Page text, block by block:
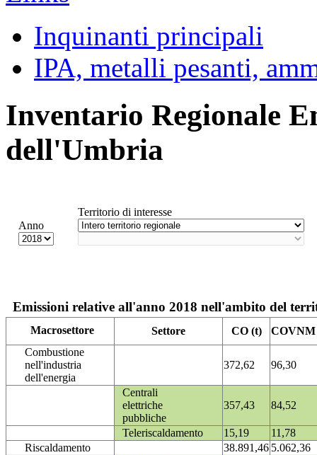
Inquinanti principali
IPA, metalli pesanti,
Inventario Regionale
dell'Umbria
Anno
Territorio di interesse
Emissioni relative all'anno 2018 nell'ambito del
Macrosettore Settore CO (t)
COVNM
Combustione
nell'industria
dell'energia
372,62 96,30
Centrali
elettriche
pubbliche
357,43 84,52
Teleriscaldamento 15,19
11,78
Riscaldamento
38.891,46 5.062,36